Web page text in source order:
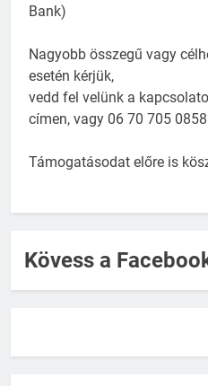
Bank)
Nagyobb összegű vagy
esetén kérjük,
vedd fel velünk a
címen, vagy 06 70 705
Támogatásodat előre is
Kövess a